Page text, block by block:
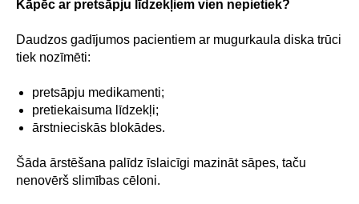
Kāpēc ar pretsāpju līdzekļiem vien nepietiek?
Daudzos gadījumos pacientiem ar mugurkaula diska trūci
tiek nozīmēti:
pretsāpju medikamenti;
pretiekaisuma līdzekļi;
ārstnieciskās blokādes.
Šāda ārstēšana palīdz īslaicīgi mazināt sāpes, taču
nenovērš slimības cēloni.